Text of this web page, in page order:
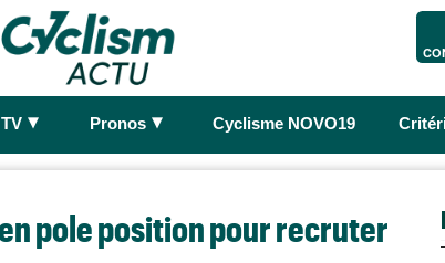
► Pronos ► Cyclisme NOVO19
pole position pour recruter